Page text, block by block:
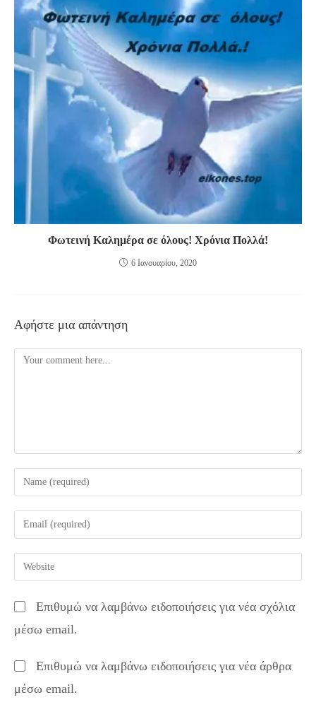
Φωτεινή Καλημέρα σε όλους! Χρόνια Πολλά!
6 Ιανουαρίου, 2020
Αφήστε μια απάντηση
Comment
Enter
your
name
comment
Enter
your
email
address
comment
Enter
your
URL
(optional)
Επιθυμώ να λαμβάνω ειδοποιήσεις για νέα σχόλια
μέσω email.
Επιθυμώ να λαμβάνω ειδοποιήσεις για νέα άρθρα
μέσω email.